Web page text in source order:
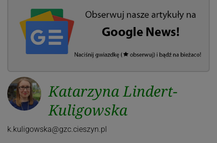
Katarzyna Lindert-
Kuligowska
k.kuligowska@gzc.cieszyn.pl